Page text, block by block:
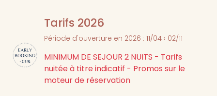
Tarifs 2026
Période d'ouverture en 2026 : 11/04 › 02/11
MINIMUM DE SEJOUR 2 NUITS - Tarifs
nuitée à titre indicatif - Promos sur le
moteur de réservation